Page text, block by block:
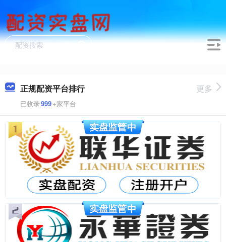
正规配资平台排行
已收录999+家平台
更多